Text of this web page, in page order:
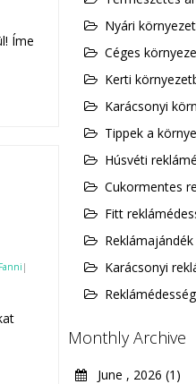
Íme
Fanni |
Nyári
Céges
Kerti
Karácsonyi
Tippek a
Húsvéti
Cukormentes
Fitt
Karácsonyi
Monthly Archive
June , 2026 (1)